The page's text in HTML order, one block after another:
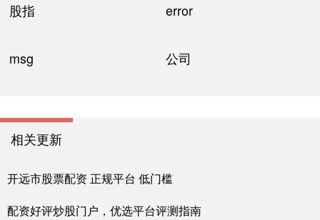
股指 error
msg 公司
相关更新
开远市股票配资 正规平台 低门槛
配资好评炒股门户，优选平台评测指南